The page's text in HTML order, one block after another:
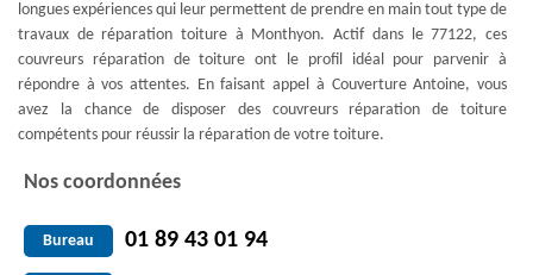
longues expériences qui leur permettent de prendre en main tout type de
travaux de réparation toiture à Monthyon. Actif dans le 77122, ces
couvreurs réparation de toiture ont le profil idéal pour parvenir à
répondre à vos attentes. En faisant appel à Couverture Antoine, vous
avez la chance de disposer des couvreurs réparation de toiture
compétents pour réussir la réparation de votre toiture.
Nos coordonnées
Bureau 01 89 43 01 94